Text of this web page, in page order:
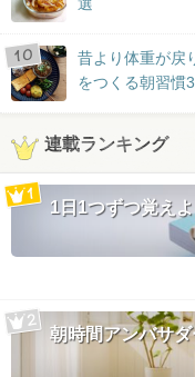
昔より体重が戻
をつくる朝習慣
連載ランキング
1日1つずつ覚え
朝時間アンバサダ